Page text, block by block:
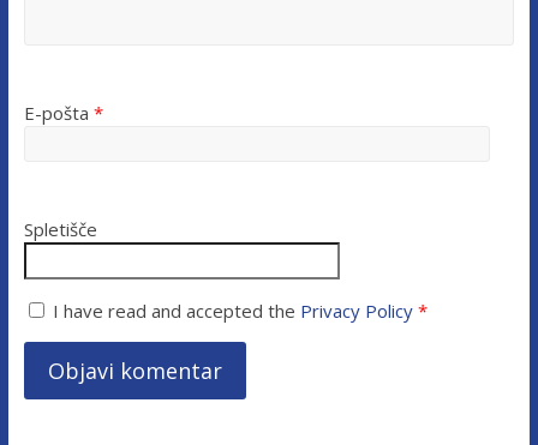
E-pošta *
Spletišče
I have read and accepted the Privacy Policy*